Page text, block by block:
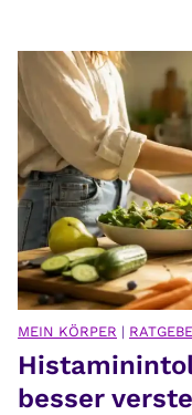
e
h
t
a
u
c
h
s
i
c
h
r
e
n
F
r
i
e
d
e
n
f
i
MEIN KÖRPER |
besser